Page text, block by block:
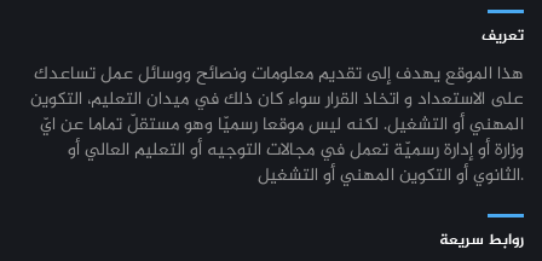
تعريف
هذا الموقع يهدف إلى تقديم معلومات ونصائح ووسائل عمل تساعدك
على الاستعداد و اتخاذ القرار سواء كان ذلك في ميدان التعليم، التكوين
المهني أو التشغيل. لكنه ليس موقعا رسميّا وهو مستقلّ تماما عن ايّ
وزارة أو إدارة رسميّة تعمل في مجالات التوجيه أو التعليم العالي أو
الثانوي أو التكوين المهني أو التشغيل.
روابط سريعة